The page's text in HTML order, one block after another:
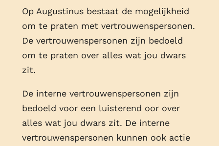
Op Augustinus bestaat de mogelijkheid
om te praten met vertrouwenspersonen.
De vertrouwenspersonen zijn bedoeld
om te praten over alles wat jou dwars
zit.
De interne vertrouwenspersonen zijn
bedoeld voor een luisterend oor over
alles wat jou dwars zit. De interne
vertrouwenspersonen kunnen ook actie